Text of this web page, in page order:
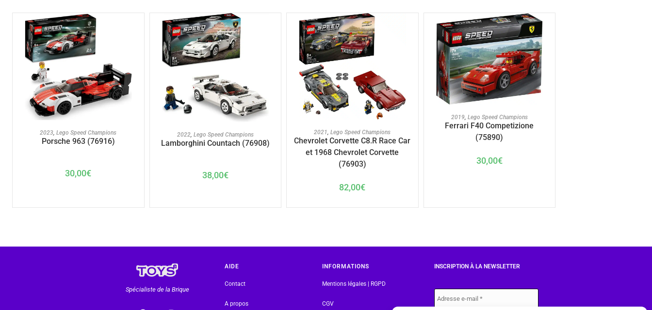
AJOUTER AU PANIER
2023,Lego Speed Champions
Porsche 963 (76916)
30,00€
AJOUTER AU PANIER
2022, Lego Speed Champions
Lamborghini Countach (76908)
38,00€
AJOUTER AU PANIER
2021,Lego Speed Champions
Chevrolet Corvette C8.R Race Car
et 1968 Chevrolet Corvette
(76903)
82,00€
AJOUTER AU PANIER
2019, Lego Speed Champions
Ferrari F40 Competizione
(75890)
30,00€
Spécialiste de la Brique
AIDE
Contact
A propos
INFORMATIONS
Mentions légales | RGPD
CGV
INSCRIPTION À LA NEWSLETTER